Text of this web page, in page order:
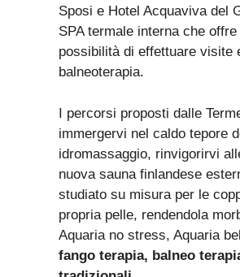
Sposi e Hotel Acquaviva del
SPA termale interna che
possibilità di effettuare visite
balneoterapia.
I percorsi proposti dalle
immergervi nel caldo tepore
idromassaggio, rinvigorirvi
nuova sauna finlandese
studiato su misura per le
propria pelle, rendendola
Aquaria no stress, Aquaria
fango terapia, balneo